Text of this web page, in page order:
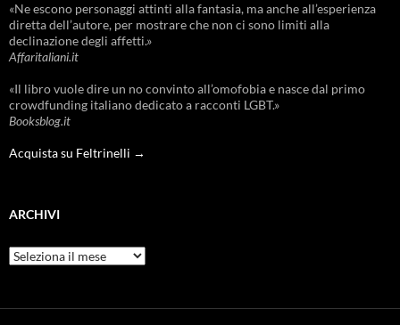
«Ne escono personaggi attinti alla fantasia, ma anche all’esperienza
diretta dell’autore, per mostrare che non ci sono limiti alla
declinazione degli affetti.»
Affaritaliani.it
«Il libro vuole dire un no convinto all’omofobia e nasce dal primo
crowdfunding italiano dedicato a racconti LGBT.»
Booksblog.it
Acquista su Feltrinelli →
ARCHIVI
Archivi